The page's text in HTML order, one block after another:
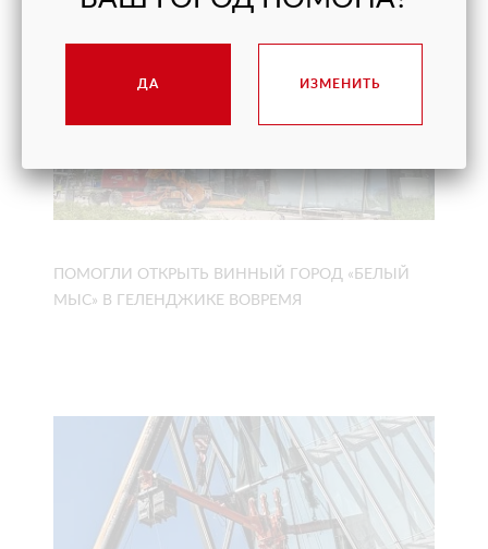
ПОМОГЛИ ОТКРЫТЬ ВИННЫЙ ГОРОД «БЕЛЫЙ
МЫС» В ГЕЛЕНДЖИКЕ ВОВРЕМЯ
ДА ИЗМЕНИТЬ